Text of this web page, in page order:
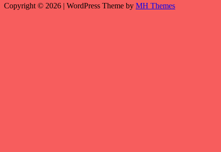
Copyright © 2026 | WordPress Theme by MH Themes